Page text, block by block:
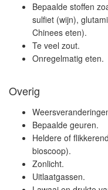
Bepaalde stoffen
sulfiet (wijn),
Chinees eten).
Te veel zout.
Onregelmatig eten.
Overig
Bepaalde geuren.
Heldere of
bioscoop).
Zonlicht.
Uitlaatgassen.